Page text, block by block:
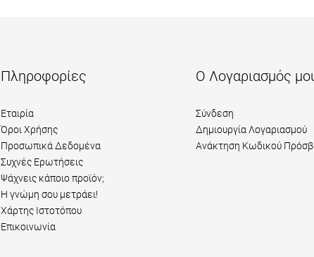
Πληροφορίες
Εταιρία
Όροι Χρήσης
Προσωπικά Δεδομένα
Συχνές Ερωτήσεις
Ψάχνεις κάποιο προϊόν;
Η γνώμη σου μετράει!
Χάρτης Ιστοτόπου
Επικοινωνία
Ο Λογαριασμός
Σύνδεση
Δημιουργία Λογαριασμού
Ανάκτηση Κωδικού